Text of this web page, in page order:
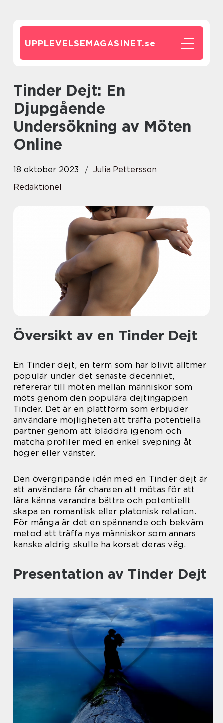
UPPLEVELSEMAGASINET.se
Tinder Dejt: En
Djupgående
Undersökning av Möten
Online
18 oktober 2023
Julia Pettersson
Redaktionel
Översikt av en Tinder Dejt
En Tinder dejt, en term som har blivit alltmer
populär under det senaste decenniet,
refererar till möten mellan människor som
möts genom den populära dejtingappen
Tinder. Det är en plattform som erbjuder
användare möjligheten att träffa potentiella
partner genom att bläddra igenom och
matcha profiler med en enkel svepning åt
höger eller vänster.
Den övergripande idén med en Tinder dejt är
att användare får chansen att mötas för att
lära känna varandra bättre och potentiellt
skapa en romantisk eller platonisk relation.
För många är det en spännande och bekväm
metod att träffa nya människor som annars
kanske aldrig skulle ha korsat deras väg.
Presentation av Tinder Dejt